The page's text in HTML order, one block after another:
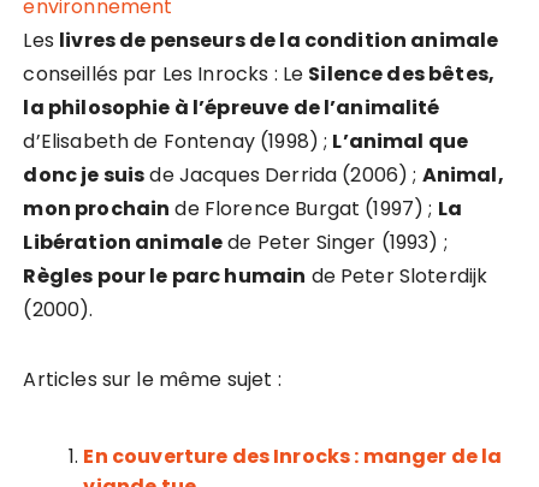
environnement
Les livres de penseurs de la condition animale
conseillés par Les Inrocks : Le Silence des bêtes,
la philosophie à l’épreuve de l’animalité
d’Elisabeth de Fontenay (1998) ; L’animal que
donc je suisde Jacques Derrida (2006) ; Animal,
mon prochain de Florence Burgat (1997) ; La
Libération animalede Peter Singer (1993) ;
Règles pour le parc humain de Peter Sloterdijk
(2000).
Articles sur le même sujet :
En couverture des Inrocks : manger de la